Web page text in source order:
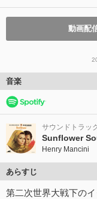
動画配
音楽
サウンドトラッ
Sunflower
Henry Mancini
あらすじ
第二次世界大戦下の